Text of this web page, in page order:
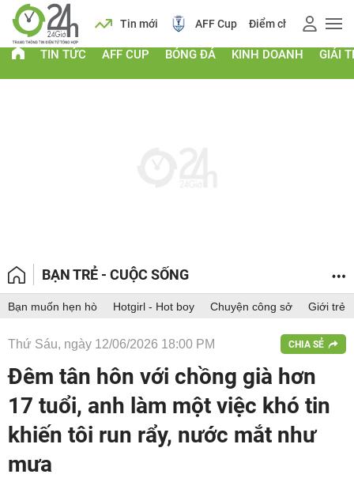
Lịch Tin mới AFF Cup Điểm chuẩn 2026
TIN TỨC AFF CUP BÓNG ĐÁ KINH DOANH GIẢI
BẠN TRẺ - CUỘC SỐNG
Bạn muốn hẹn hò Hotgirl - Hot boy Chuyện công sở Giới trẻ
Thứ Sáu, ngày 12/06/2026 18:00 PM CHIA SẺ
Đêm tân hôn với chồng già hơn
17 tuổi, anh làm một việc khó tin
khiến tôi run rẩy, nước mắt như
mưa